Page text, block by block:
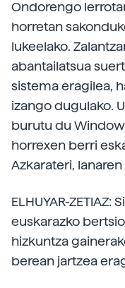
Ondorengo
horretan
lukeelako.
abantailatsua
sistema eragilea,
izango dugulako.
burutu du
horrexen berri
Azkarateri,
ELHUYAR-
euskarazko
hizkuntza
berean jartzea